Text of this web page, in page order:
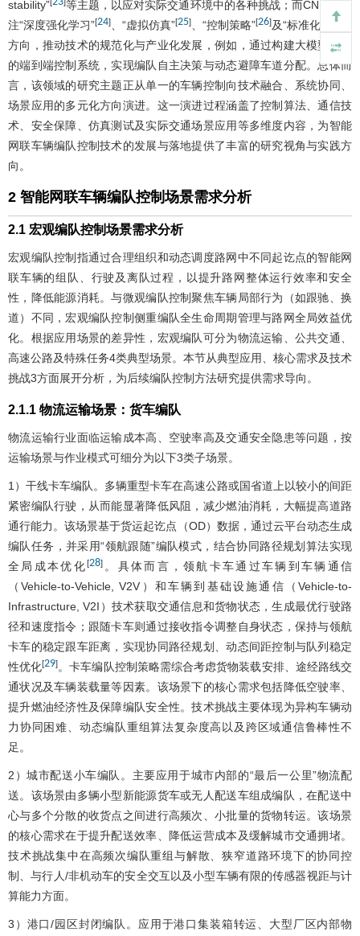
stability”
等主题，以应对实际交通环境中的各种挑战；而CNKI则关
注“深度强化学习”[24] 、“虚拟仿真”[25] 、“控制策略”[26]及“标准化” 27
方向，推动技术的规范化与产业化发展，例如，通过构建大模型驱动
的端到端控制系统，实现编队自主决策与动态避障车道分配。总体而
言，该领域的研究主题正从单一的车辆控制向技术融合、系统协同、
场景应用的多元化方向演进。这一演进过程涵盖了控制算法、通信技
术、安全保障、仿真测试及实际交通场景应用等多维度内容，为智能
网联车辆编队控制技术的发展与落地提供了丰富的研究视角与实践方
向。
2 智能网联车辆编队控制场景需求分析
2.1 宏观编队控制场景需求分析
宏观编队控制指通过合理组织和动态调度路网中不同起讫点的智能网
联车辆的组队、行驶及离队过程，以提升路网整体运行效率和安全
性，降低能源消耗。与微观编队控制聚焦车辆局部行为（如跟驰、换
道）不同，宏观编队控制侧重编队全生命周期管理与路网全局效益优
化。根据应用场景的差异性，宏观编队可分为物流运输、公共交通、
高速公路及特殊任务4类典型场景。本节从典型应用、核心需求及技术
挑战3方面展开分析，为后续编队控制方法研究提供需求导向。
2.1.1 物流运输场景：货车编队
物流运输行业面临运输成本高、空驶率高及交通安全隐患等问题，按
运输场景与作业模式可细分为以下3类子场景。
1）干线卡车编队。多辆重型卡车在高速公路或国省道上以较小的间距
紧密编队行驶，从而能显著降低风阻，减少燃油消耗，大幅提高道路
通行能力。该场景基于货运起讫点（OD）数据，通过云平台动态生成
编队任务，并采用“领航跟随”编队模式，结合协同路径规划算法实现
全局成本优化[28]。具体而言，领航卡车通过车辆到车辆通信
（Vehicle-to-Vehicle, V2V）和车辆到基础设施通信（Vehicle-to-
Infrastructure, V2I）技术获取交通信息和货物状态，生成最优行驶路
径和速度指令；跟随卡车则通过接收指令调整自身状态，保持与领航
卡车的稳定跟车距离，实现协同路径规划、动态间距控制与队列稳定
性优化[29]。卡车编队控制策略需综合考虑货物装载安排、途经路线交
通状况及车辆装载量等因素。该场景下的核心需求包括降低空驶率、
提升燃油经济性及保障编队安全性。技术挑战主要体现为异构车辆动
力协同困难、动态编队重组算法复杂度高以及跨区域通信鲁棒性不
足。
2）城市配送小车编队。主要应用于城市内部的“最后一公里”物流配
送。该场景由多辆小型新能源货车或无人配送车组成编队，在配送中
心与多个分散的收货点之间进行高频次、小批量的货物转运。该场景
的核心需求在于提升配送效率、降低运营成本及缓解城市交通拥堵。
技术挑战集中在高频次编队重组与解散、狭窄道路环境下的协同控
制、与行人/非机动车的安全交互以及小型车辆有限的传感器视距与计
算能力方面。
3）港口/园区封闭编队。应用于港口集装箱转运、大型厂区内部物